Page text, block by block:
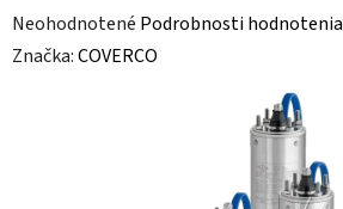
Priemerné
hodnotenie
Neohodnotené Podrobnosti hodnotenia
Značka:COVERCO